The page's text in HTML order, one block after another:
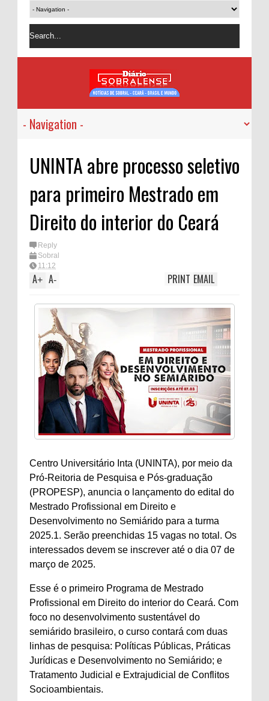
UNINTA abre processo seletivo
para primeiro Mestrado em
Direito do interior do Ceará
Reply
Sobral
11:12
A+ A- EMAIL
PRINT
Centro Universitário Inta (UNINTA), por meio da
Pró-Reitoria de Pesquisa e Pós-graduação
(PROPESP), anuncia o lançamento do edital do
Mestrado Profissional em Direito e
Desenvolvimento no Semiárido para a turma
2025.1. Serão preenchidas 15 vagas no total. Os
interessados devem se inscrever até o dia 07 de
março de 2025.
Esse é o primeiro Programa de Mestrado
Profissional em Direito do interior do Ceará. Com
foco no desenvolvimento sustentável do
semiárido brasileiro, o curso contará com duas
linhas de pesquisa: Políticas Públicas, Práticas
Jurídicas e Desenvolvimento no Semiárido; e
Tratamento Judicial e Extrajudicial de Conflitos
Socioambientais.